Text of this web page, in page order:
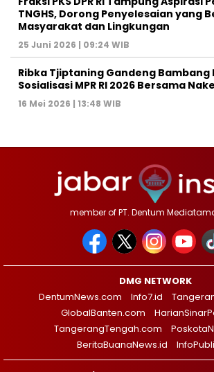
TNGHS, Dorong Penyelesaian yang
Masyarakat dan Lingkungan‎
25 Juni 2026 | 09:24 WIB
Ribka Tjiptaning Gandeng Bambang
Sosialisasi MPR RI 2026 Bersama
16 Mei 2026 | 13:48 WIB
member of PT. Dentum
DMG NETWORK
DentumNews.com
Info7.id
GlobalBanten.com
TangerangTengah.com
BeritaBuanaNews.id